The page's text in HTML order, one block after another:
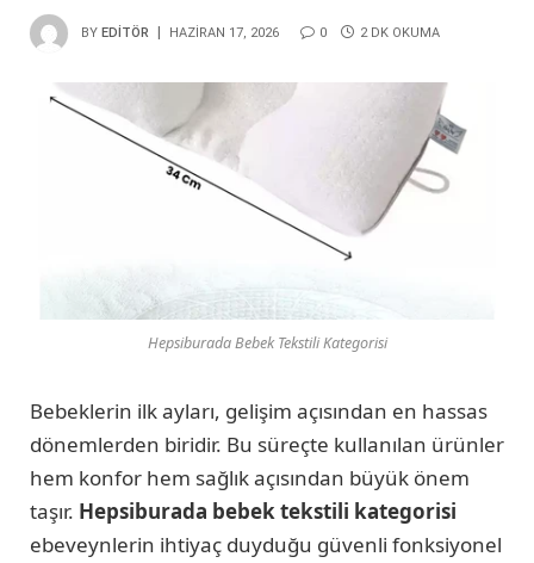
BY EDITÖR HAZIRAN 17, 2026 0 2 DK OKUMA
Hepsiburada Bebek Tekstili Kategorisi
Bebeklerin ilk ayları, gelişim açısından en hassas
dönemlerden biridir. Bu süreçte kullanılan ürünler
hem konfor hem sağlık açısından büyük önem
taşır. Hepsiburada bebek tekstili kategorisi
ebeveynlerin ihtiyaç duyduğu güvenli fonksiyonel